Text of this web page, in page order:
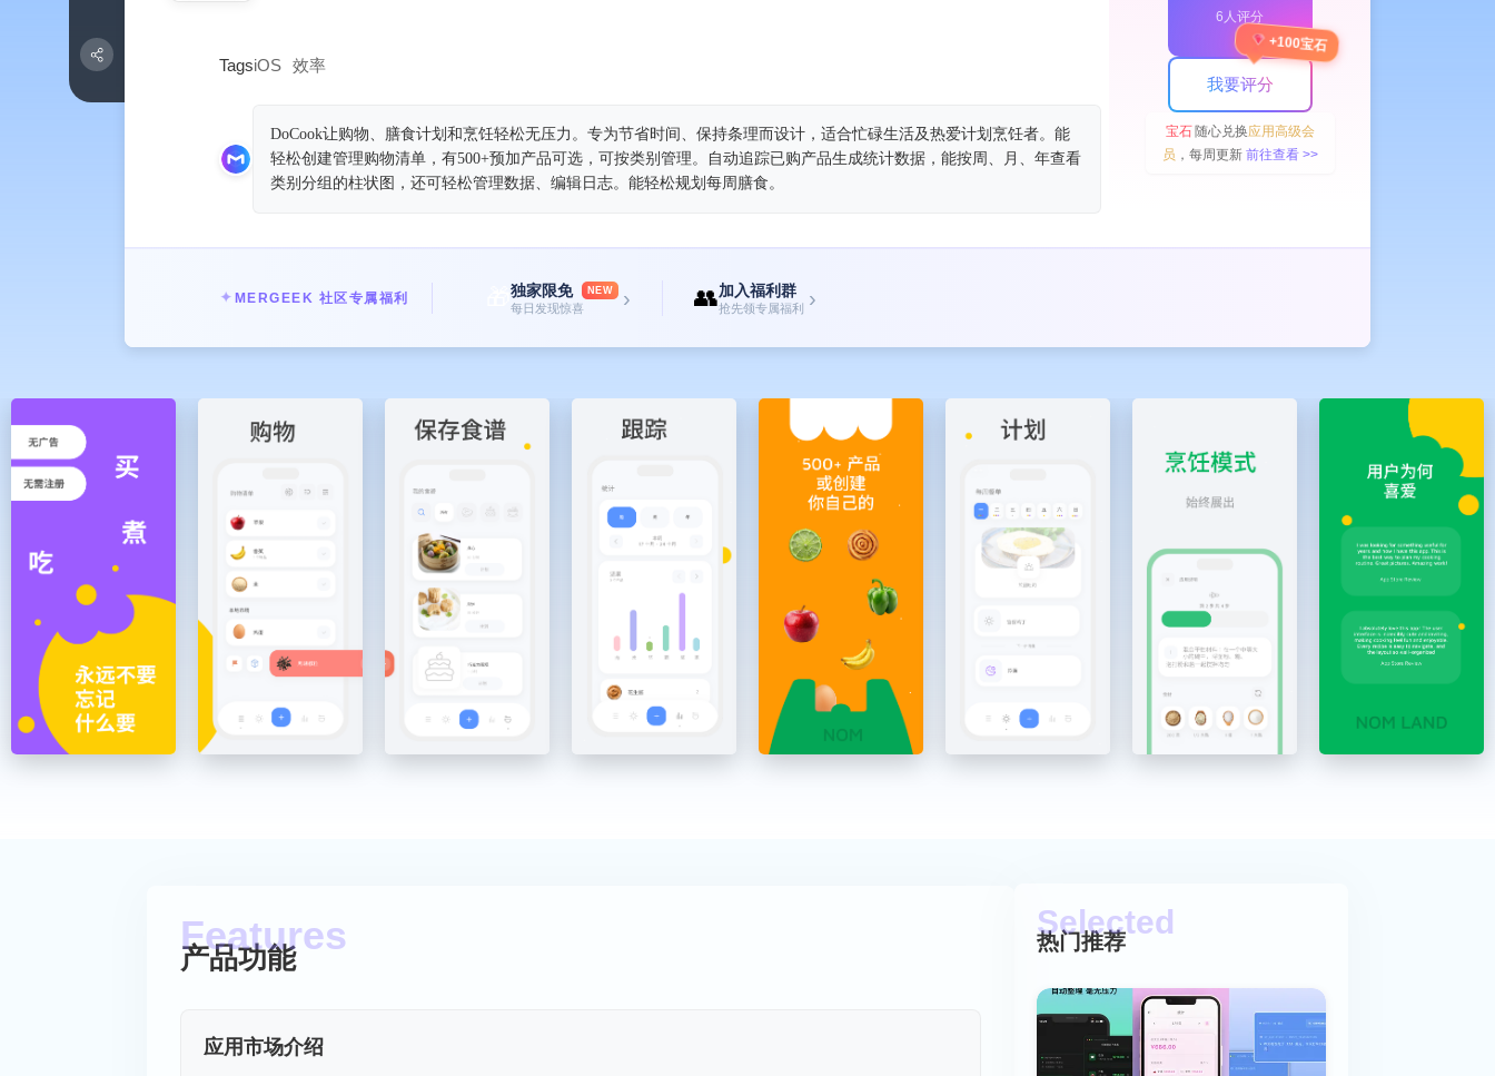
TagsiOS 效率
DoCook让购物、膳食计划和烹饪轻松无压力。专为节省时间、保持条理而设计，适合忙碌生活及热爱计划烹饪者。能
轻松创建管理购物清单，有500+预加产品可选，可按类别管理。自动追踪已购产品生成统计数据，能按周、月、年查看
类别分组的柱状图，还可轻松管理数据、编辑日志。能轻松规划每周膳食。
6人评分
我要评分
+100宝石
宝石随心兑换应用高级会
员 ，每周更新 前往查看 >>
✦ MERGEEK 社区专属福利 独家限免 NEW
每日发现惊喜 › 👥加入福利群
抢先领专属福利 ›
产品功能
应用市场介绍
热门推荐